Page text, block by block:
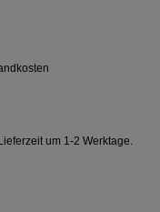
um 1-2 Werktage.